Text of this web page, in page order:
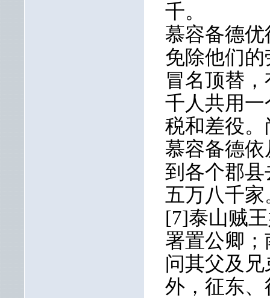
千。
慕容备德
免除他们
冒名顶替
千人共用
税和差役
慕容备德
到各个郡
五万八千家
[7]泰山贼
署置公卿
问其父及
外，征东